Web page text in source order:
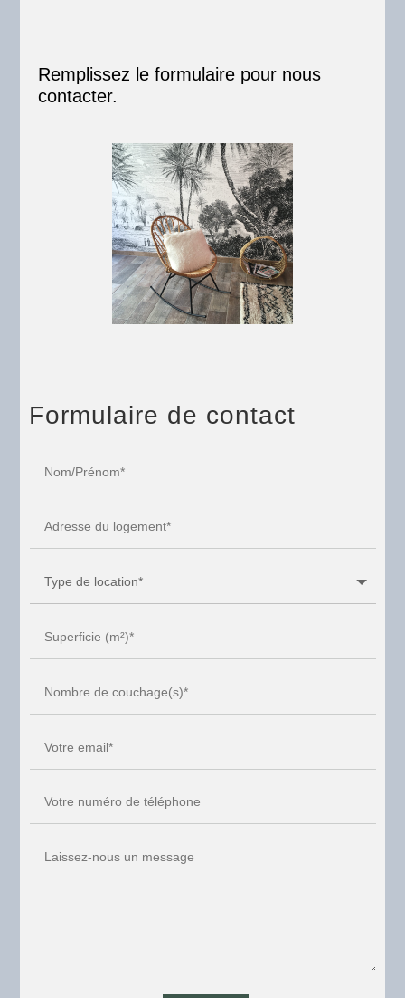
Remplissez le formulaire pour nous
contacter.
Formulaire de contact